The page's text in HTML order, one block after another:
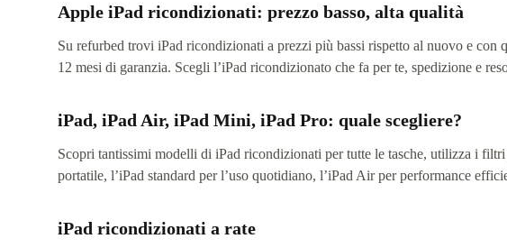
Apple iPad ricondizionati: prezzo basso, alta qualità
Su refurbed trovi iPad ricondizionati a prezzi più bassi rispetto al nuovo e
12 mesi di garanzia. Scegli l’iPad ricondizionato che fa per te, spedizione e
iPad, iPad Air, iPad Mini, iPad Pro: quale scegliere?
Scopri tantissimi modelli di iPad ricondizionati per tutte le tasche, utilizza i
portatile, l’iPad standard per l’uso quotidiano, l’iPad Air per performance
iPad ricondizionati a rate